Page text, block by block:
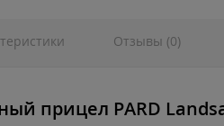
Отзывы (0)
прицел PARD